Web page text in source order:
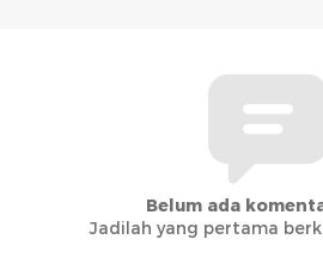
Belum ada
Jadilah yang pertama